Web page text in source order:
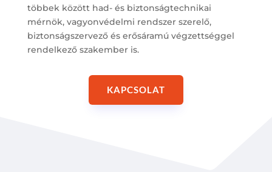
többek között had- és biztonságtechnikai
mérnök, vagyonvédelmi rendszer szerelő,
biztonságszervező és erősáramú végzettséggel
rendelkező szakember is.
KAPCSOLAT